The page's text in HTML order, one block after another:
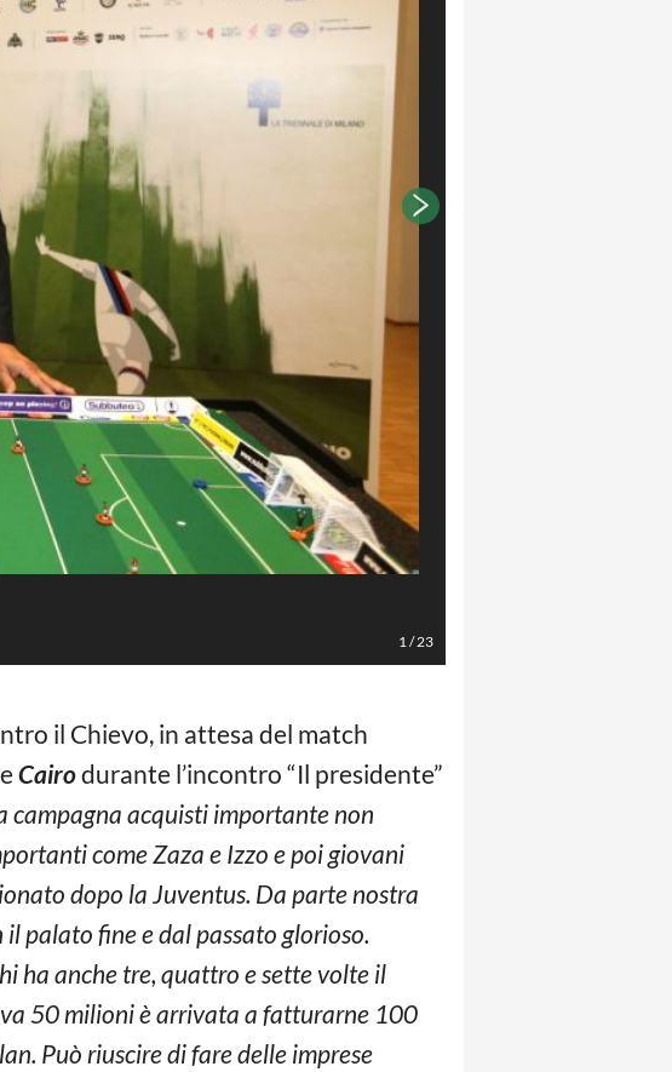
1/23
il Chievo, in attesa del match
Cairodurante l’incontro “Il presidente”
campagna acquisti importante non
come Zaza e Izzo e poi giovani
dopo la Juventus. Da parte nostra
il palato fine e dal passato glorioso.
ha anche tre, quattro e sette volte il
50 milioni è arrivata a fatturarne 100
Può riuscire di fare delle imprese